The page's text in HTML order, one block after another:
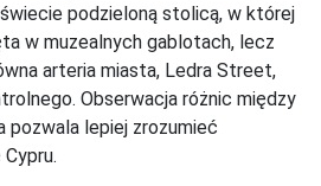
podzieloną stolicą, w której
w muzealnych gablotach, lecz
arteria miasta, Ledra Street,
Obserwacja różnic między
pozwala lepiej zrozumieć